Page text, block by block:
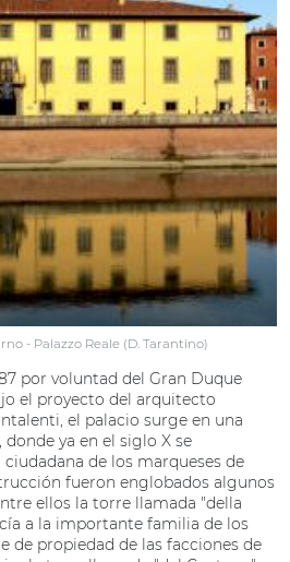
- Palazzo Reale (D. Tarantino)
por voluntad del Gran Duque
el proyecto del arquitecto
el palacio surge en una
ya en el siglo X se
de los marqueses de
fueron englobados algunos
ellos la torre llamada "della
a la importante familia de los
de propiedad de las facciones de